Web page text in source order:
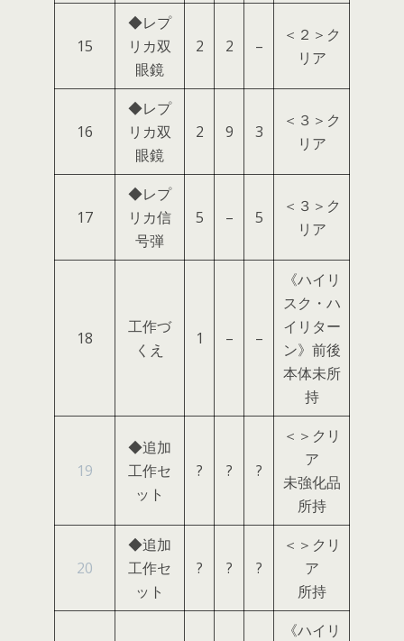
15
◆レプ
リカ双
眼鏡
2 2 –
＜２＞ク
リア
16
◆レプ
リカ双
眼鏡
2 9 3
＜３＞ク
リア
17
◆レプ
リカ信
号弾
5 – 5
＜３＞ク
リア
18
工作づ
くえ
1 – –
《ハイリ
スク・ハ
イリター
ン》前後
本体未所
持
19
◆追加
工作セ
ット
? ? ?
＜＞クリ
ア
未強化品
所持
20
◆追加
工作セ
ット
? ? ?
＜＞クリ
ア
所持
《ハイリ